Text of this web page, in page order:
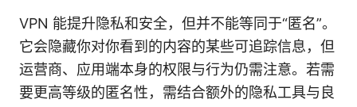
VPN 能提升隐私和安全，但并不能等同于“匿名”。
它会隐藏你对你看到的内容的某些可追踪信息，但
运营商、应用端本身的权限与行为仍需注意。若需
要更高等级的匿名性，需结合额外的隐私工具与良